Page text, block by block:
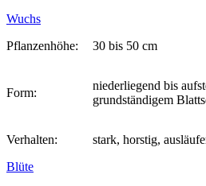
Wuchs
Pflanzenhöhe:
30 bis 50 cm
Form:
niederliegend bis
grundständigem
Verhalten:
stark, horstig,
Blüte